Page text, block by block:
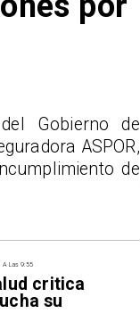
A Las 9:55
critica
su
Gobierno de
ASPOR,
de